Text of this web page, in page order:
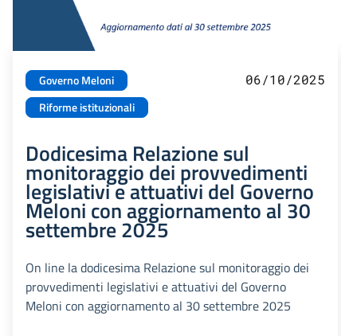
Governo Meloni
Riforme istituzionali
06/10/2025
Dodicesima Relazione sul
monitoraggio dei provvedimenti
legislativi e attuativi del Governo
Meloni con aggiornamento al 30
settembre 2025
On line la dodicesima Relazione sul monitoraggio dei
provvedimenti legislativi e attuativi del Governo
Meloni con aggiornamento al 30 settembre 2025